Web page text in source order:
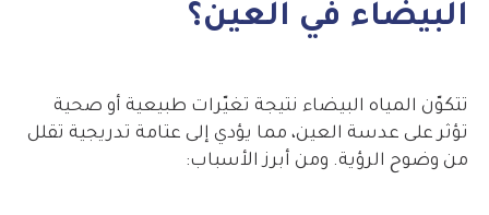
البيضاء في العين؟
تتكوّن المياه البيضاء نتيجة تغيّرات طبيعية أو صحية
تؤثر على عدسة العين، مما يؤدي إلى عتامة تدريجية تقلل
من وضوح الرؤية. ومن أبرز الأسباب: